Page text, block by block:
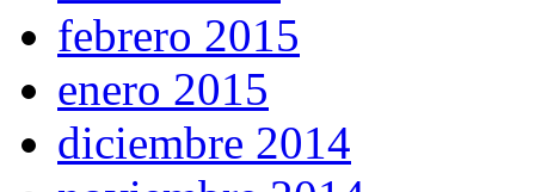
febrero 2015
enero 2015
diciembre 2014